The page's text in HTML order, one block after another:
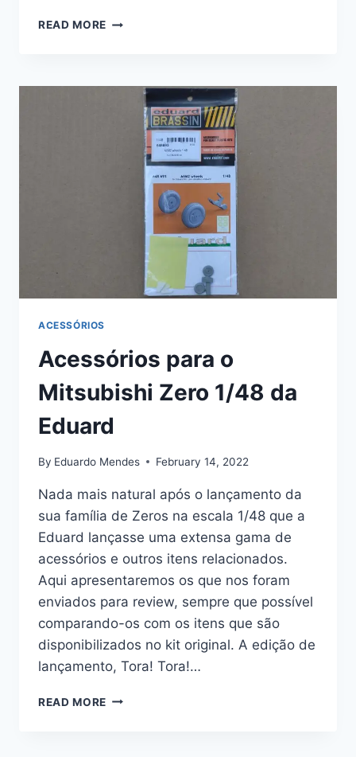
READ MORE SPITFIRE
DUAL
COMBO-
EDUARD
#11153
ACESSÓRIOS
Acessórios para o
Mitsubishi Zero 1/48 da
Eduard
By Eduardo Mendes February 14, 2022
Nada mais natural após o lançamento da
sua família de Zeros na escala 1/48 que a
Eduard lançasse uma extensa gama de
acessórios e outros itens relacionados.
Aqui apresentaremos os que nos foram
enviados para review, sempre que possível
comparando-os com os itens que são
disponibilizados no kit original. A edição de
lançamento, Tora! Tora!…
READ MORE ACESSÓRIOS